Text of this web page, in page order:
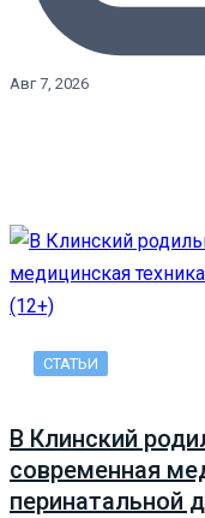
Авг 7, 2026
СТАТЬИ
В Клинский
современная
перинатальной